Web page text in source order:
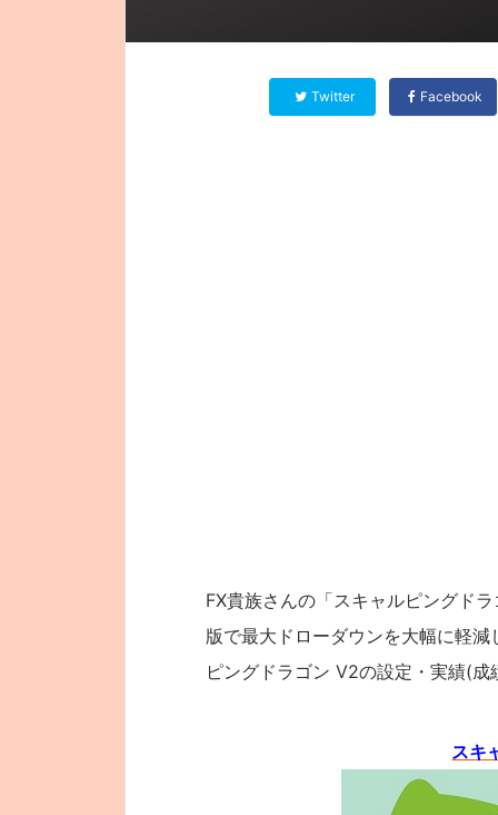
Twitter Facebook
FX貴族さんの「スキャルピングド
版で最大ドローダウンを大幅に軽
ピングドラゴン V2の設定・実績(
スキ